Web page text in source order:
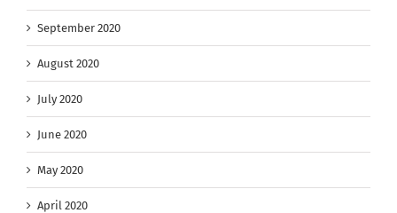
September 2020
August 2020
July 2020
June 2020
May 2020
April 2020